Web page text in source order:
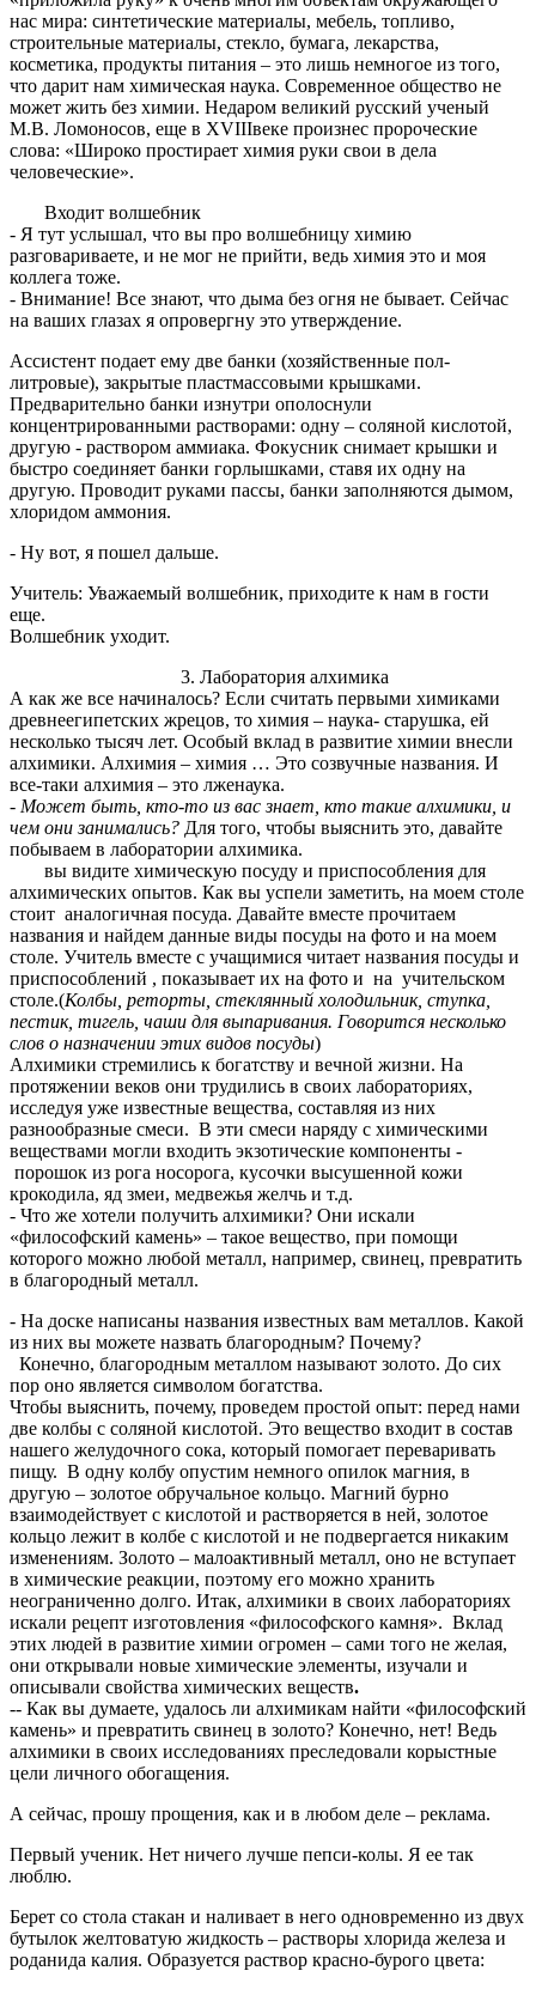
нас мира: синтетические материалы, мебель, топливо,
строительные материалы, стекло, бумага, лекарства,
косметика, продукты питания – это лишь немногое из того,
что дарит нам химическая наука. Современное общество не
может жить без химии. Недаром великий русский ученый
М.В. Ломоносов, еще в XVIIIвеке произнес пророческие
слова: «Широко простирает химия руки свои в дела
человеческие».
Входит волшебник
- Я тут услышал, что вы про волшебницу химию
разговариваете, и не мог не прийти, ведь химия это и моя
коллега тоже.
- Внимание! Все знают, что дыма без огня не бывает. Сейчас
на ваших глазах я опровергну это утверждение.
Ассистент подает ему две банки (хозяйственные пол-
литровые), закрытые пластмассовыми крышками.
Предварительно банки изнутри ополоснули
концентрированными растворами: одну – соляной кислотой,
другую - раствором аммиака. Фокусник снимает крышки и
быстро соединяет банки горлышками, ставя их одну на
другую. Проводит руками пассы, банки заполняются дымом,
хлоридом аммония.
- Ну вот, я пошел дальше.
Учитель: Уважаемый волшебник, приходите к нам в гости
еще.
Волшебник уходит.
3. Лаборатория алхимика
А как же все начиналось? Если считать первыми химиками
древнеегипетских жрецов, то химия – наука- старушка, ей
несколько тысяч лет. Особый вклад в развитие химии внесли
алхимики. Алхимия – химия … Это созвучные названия. И
все-таки алхимия – это лженаука.
- Может быть, кто-то из вас знает, кто такие алхимики, и
чем они занимались? Для того, чтобы выяснить это, давайте
побываем в лаборатории алхимика.
вы видите химическую посуду и приспособления для
алхимических опытов. Как вы успели заметить, на моем столе
стоит аналогичная посуда. Давайте вместе прочитаем
названия и найдем данные виды посуды на фото и на моем
столе. Учитель вместе с учащимися читает названия посуды и
приспособлений , показывает их на фото и на учительском
столе.(Колбы, реторты, стеклянный холодильник, ступка,
пестик, тигель, чаши для выпаривания. Говорится несколько
слов о назначении этих видов посуды)
Алхимики стремились к богатству и вечной жизни. На
протяжении веков они трудились в своих лабораториях,
исследуя уже известные вещества, составляя из них
разнообразные смеси. В эти смеси наряду с химическими
веществами могли входить экзотические компоненты -
порошок из рога носорога, кусочки высушенной кожи
крокодила, яд змеи, медвежья желчь и т.д.
- Что же хотели получить алхимики? Они искали
«философский камень» – такое вещество, при помощи
которого можно любой металл, например, свинец, превратить
в благородный металл.
- На доске написаны названия известных вам металлов. Какой
из них вы можете назвать благородным? Почему?
Конечно, благородным металлом называют золото. До сих
пор оно является символом богатства.
Чтобы выяснить, почему, проведем простой опыт: перед нами
две колбы с соляной кислотой. Это вещество входит в состав
нашего желудочного сока, который помогает переваривать
пищу. В одну колбу опустим немного опилок магния, в
другую – золотое обручальное кольцо. Магний бурно
взаимодействует с кислотой и растворяется в ней, золотое
кольцо лежит в колбе с кислотой и не подвергается никаким
изменениям. Золото – малоактивный металл, оно не вступает
в химические реакции, поэтому его можно хранить
неограниченно долго. Итак, алхимики в своих лабораториях
искали рецепт изготовления «философского камня». Вклад
этих людей в развитие химии огромен – сами того не желая,
они открывали новые химические элементы, изучали и
описывали свойства химических веществ.
-- Как вы думаете, удалось ли алхимикам найти «философский
камень» и превратить свинец в золото? Конечно, нет! Ведь
алхимики в своих исследованиях преследовали корыстные
цели личного обогащения.
А сейчас, прошу прощения, как и в любом деле – реклама.
Первый ученик. Нет ничего лучше пепси-колы. Я ее так
люблю.
Берет со стола стакан и наливает в него одновременно из двух
бутылок желтоватую жидкость – растворы хлорида железа и
роданида калия. Образуется раствор красно-бурого цвета: